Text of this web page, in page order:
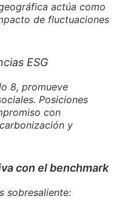
actúa como
de fluctuaciones
ESG
8, promueve
Posiciones
con
y
con el benchmark
sobresaliente: